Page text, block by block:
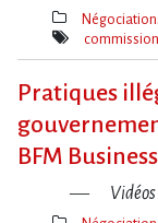
Thèmes(s)
Mot(s)-
Pratiques
BFM Business
Vidéos